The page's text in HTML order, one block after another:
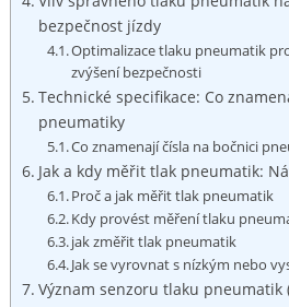
bezpečnost jízdy
Optimalizace tlaku pneumatik
zvýšení bezpečnosti
Technické specifikace: Co
pneumatiky
Co znamenají čísla na bočnici
Jak a kdy měřit tlak pneumatik:
Proč a jak měřit tlak pneumatik
Kdy provést měření tlaku
jak změřit tlak pneumatik
Jak se vyrovnat⁤ s nízkým nebo
Význam​ senzoru tlaku pneumatik